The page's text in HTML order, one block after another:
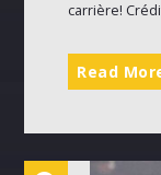
carrière!
Read